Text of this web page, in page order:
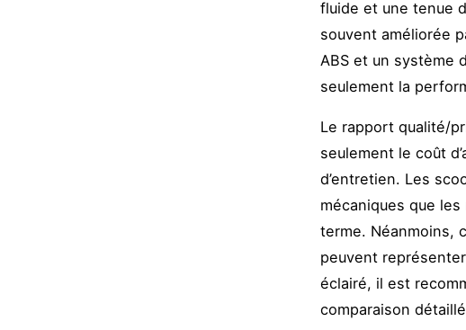
fluide et une tenue
souvent améliorée
ABS et un système
seulement la
Le rapport qualité/
seulement le coût
d’entretien. Les
mécaniques que
terme. Néanmoins,
peuvent
éclairé, il est
comparaison